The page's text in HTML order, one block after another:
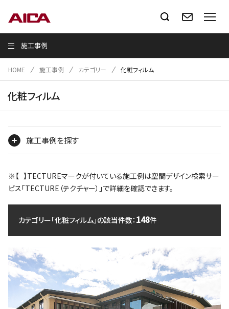
施工事例
HOME 施工事例 カテゴリー 化粧フィルム
化粧フィルム
施工事例を探す
※【 】TECTUREマークが付いている施工例は空間デザイン検索サー
ビス「TECTURE（テクチャー）」で詳細を確認できます。
カテゴリー「化粧フィルム」の該当件数： 148件